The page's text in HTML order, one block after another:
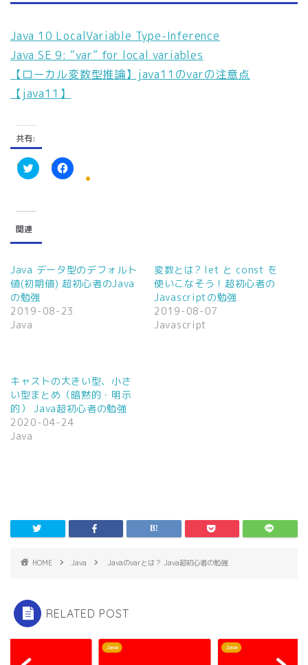
Java 10 LocalVariable Type-Inference
Java SE 9: “var” for local variables
【ローカル変数型推論】java11のvarの注意点
【java11】
共有:
ク
し
て
T
w
t
e
r
で
共
有
(
新
ド
ウ
で
開
き
ま
す
F
有
す
る
ク
だ
さ
い
(
新
し
い
す
関連
Java データ型のデフォルト
値(初期値) 超初心者のJava
の勉強
2019-08-23
Java
変数とは? let と const を
使いこなそう！超初心者の
Javascriptの勉強
2019-08-07
Javascript
キャストの大きい型、小さ
い型まとめ（暗黙的・明示
的） Java超初心者の勉強
2020-04-24
Java
HOME Java Javaのvarとは？ Java超初心者の勉強
RELATED POST
Java Java